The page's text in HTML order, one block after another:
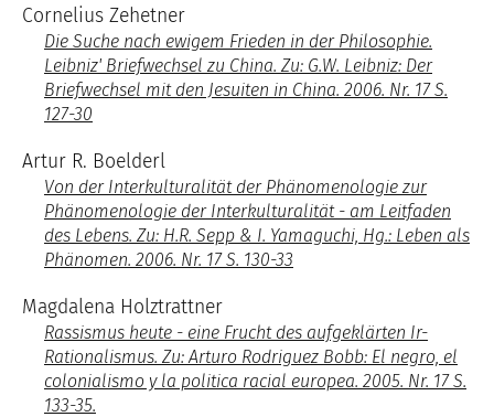
Cornelius Zehetner
Die Suche nach ewigem Frieden in der Philosophie.
Leibniz' Briefwechsel zu China. Zu: G.W. Leibniz: Der
Briefwechsel mit den Jesuiten in China. 2006. Nr. 17 S.
127-30
Artur R. Boelderl
Von der Interkulturalität der Phänomenologie zur
Phänomenologie der Interkulturalität - am Leitfaden
des Lebens. Zu: H.R. Sepp & I. Yamaguchi, Hg.: Leben als
Phänomen. 2006. Nr. 17 S. 130-33
Magdalena Holztrattner
Rassismus heute - eine Frucht des aufgeklärten Ir-
Rationalismus. Zu: Arturo Rodriguez Bobb: El negro, el
colonialismo y la politica racial europea. 2005. Nr. 17 S.
133-35.